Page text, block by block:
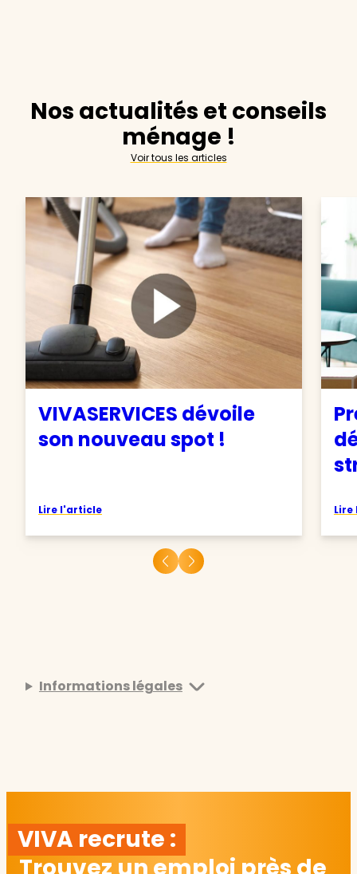
Nos actualités et conseils
ménage !
Voir tous les articles
VIVASERVICES dévoile
son nouveau spot !
Lire l'article
Informations légales
VIVA recrute :